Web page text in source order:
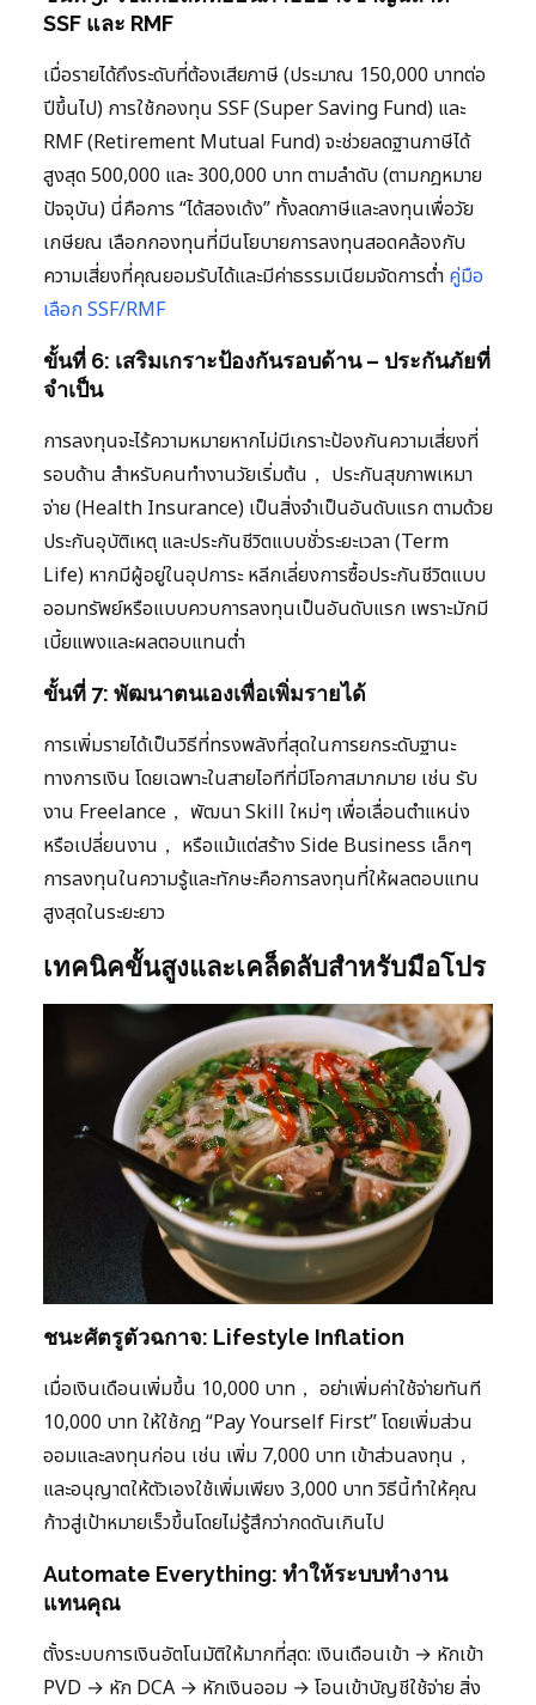
SSF และ RMF
เมื่อรายได้ถึงระดับที่ต้องเสียภาษี (ประมาณ 150,000 บาทต่อ
ปีขึ้นไป) การใช้กองทุน SSF (Super Saving Fund) และ
RMF (Retirement Mutual Fund) จะช่วยลดฐานภาษีได้
สูงสุด 500,000 และ 300,000 บาท ตามลำดับ (ตามกฎหมาย
ปัจจุบัน) นี่คือการ “ได้สองเด้ง” ทั้งลดภาษีและลงทุนเพื่อวัย
เกษียณ เลือกกองทุนที่มีนโยบายการลงทุนสอดคล้องกับ
ความเสี่ยงที่คุณยอมรับได้และมีค่าธรรมเนียมจัดการต่ำ คู่มือ
เลือก SSF/RMF
ขั้นที่ 6: เสริมเกราะป้องกันรอบด้าน – ประกันภัยที่
จำเป็น
การลงทุนจะไร้ความหมายหากไม่มีเกราะป้องกันความเสี่ยงที่
รอบด้าน สำหรับคนทำงานวัยเริ่มต้น， ประกันสุขภาพเหมา
จ่าย (Health Insurance) เป็นสิ่งจำเป็นอันดับแรก ตามด้วย
ประกันอุบัติเหตุ และประกันชีวิตแบบชั่วระยะเวลา (Term
Life) หากมีผู้อยู่ในอุปการะ หลีกเลี่ยงการซื้อประกันชีวิตแบบ
ออมทรัพย์หรือแบบควบการลงทุนเป็นอันดับแรก เพราะมักมี
เบี้ยแพงและผลตอบแทนต่ำ
ขั้นที่ 7: พัฒนาตนเองเพื่อเพิ่มรายได้
การเพิ่มรายได้เป็นวิธีที่ทรงพลังที่สุดในการยกระดับฐานะ
ทางการเงิน โดยเฉพาะในสายไอทีที่มีโอกาสมากมาย เช่น รับ
งาน Freelance， พัฒนา Skill ใหม่ๆ เพื่อเลื่อนตำแหน่ง
หรือเปลี่ยนงาน， หรือแม้แต่สร้าง Side Business เล็กๆ
การลงทุนในความรู้และทักษะคือการลงทุนที่ให้ผลตอบแทน
สูงสุดในระยะยาว
เทคนิคขั้นสูงและเคล็ดลับสำหรับมือโปร
ชนะศัตรูตัวฉกาจ: Lifestyle Inflation
เมื่อเงินเดือนเพิ่มขึ้น 10,000 บาท， อย่าเพิ่มค่าใช้จ่ายทันที
10,000 บาท ให้ใช้กฎ “Pay Yourself First” โดยเพิ่มส่วน
ออมและลงทุนก่อน เช่น เพิ่ม 7,000 บาท เข้าส่วนลงทุน，
และอนุญาตให้ตัวเองใช้เพิ่มเพียง 3,000 บาท วิธีนี้ทำให้คุณ
ก้าวสู่เป้าหมายเร็วขึ้นโดยไม่รู้สึกว่ากดดันเกินไป
Automate Everything: ทำให้ระบบทำงาน
แทนคุณ
ตั้งระบบการเงินอัตโนมัติให้มากที่สุด: เงินเดือนเข้า → หักเข้า
PVD → หัก DCA → หักเงินออม → โอนเข้าบัญชีใช้จ่าย สิ่ง